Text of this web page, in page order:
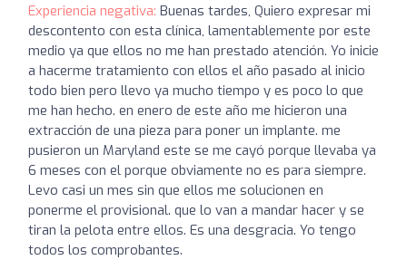
Experiencia negativa: Buenas tardes, Quiero expresar mi
descontento con esta clínica, lamentablemente por este
medio ya que ellos no me han prestado atención. Yo inicie
a hacerme tratamiento con ellos el año pasado al inicio
todo bien pero llevo ya mucho tiempo y es poco lo que
me han hecho. en enero de este año me hicieron una
extracción de una pieza para poner un implante. me
pusieron un Maryland este se me cayó porque llevaba ya
6 meses con el porque obviamente no es para siempre.
Levo casi un mes sin que ellos me solucionen en
ponerme el provisional. que lo van a mandar hacer y se
tiran la pelota entre ellos. Es una desgracia. Yo tengo
todos los comprobantes.